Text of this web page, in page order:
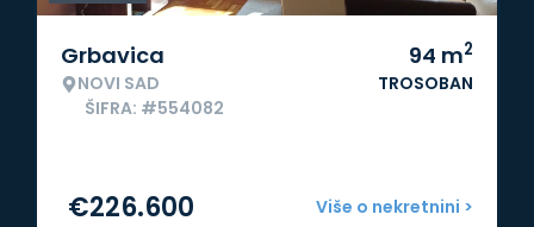
Grbavica
NOVI SAD
ŠIFRA: #554082
94 m2
TROSOBAN
Više o nekretnini >
€226.600